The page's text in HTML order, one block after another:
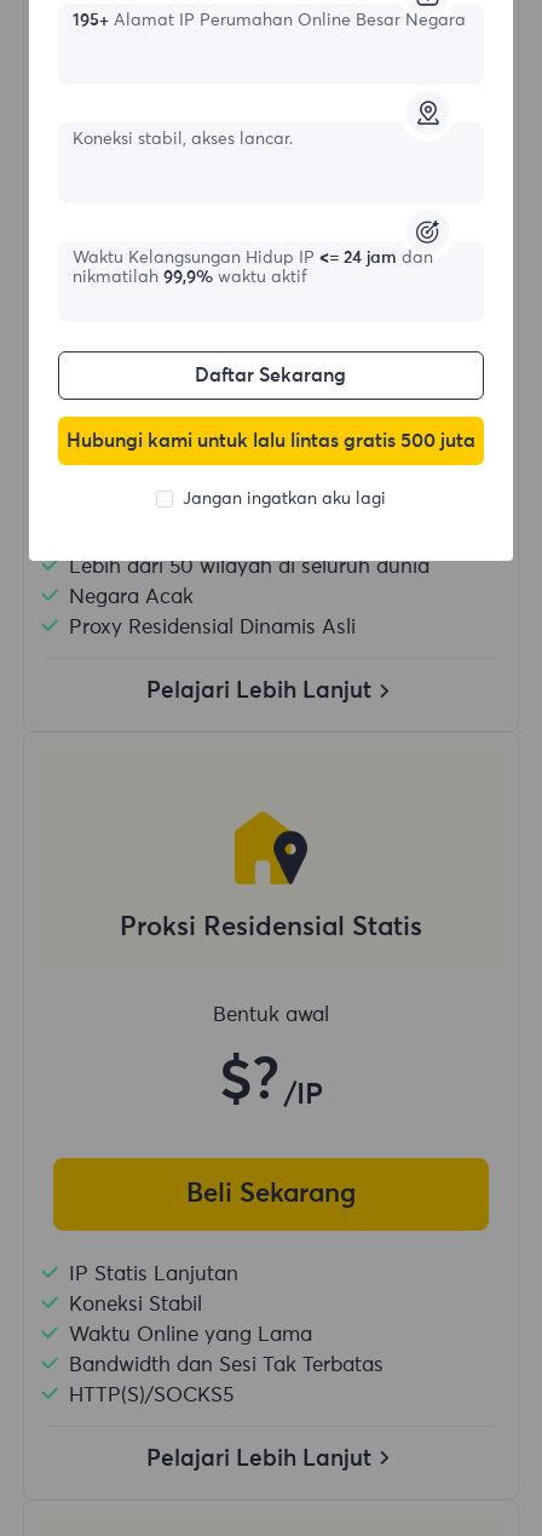
Bentuk awal
Beli Sekarang
Penggunaan Data Tanpa Batas
Lebih dari 50 wilayah di seluruh dunia
Negara Acak
Proxy Residensial Dinamis Asli
Pelajari Lebih Lanjut
Proksi Residensial Statis
Bentuk awal
$? /IP
Beli Sekarang
IP Statis Lanjutan
Koneksi Stabil
Waktu Online yang Lama
Bandwidth dan Sesi Tak Terbatas
HTTP(S)/SOCKS5
Pelajari Lebih Lanjut
195+Alamat IP Perumahan Online Besar Negara
Koneksi stabil, akses lancar.
Waktu Kelangsungan Hidup IP <= 24 jam dan
nikmatilah 99,9%waktu aktif
Daftar Sekarang
Hubungi kami untuk lalu lintas gratis 500 juta
Jangan ingatkan aku lagi